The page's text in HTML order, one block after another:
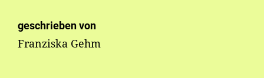
geschrieben von
Franziska Gehm